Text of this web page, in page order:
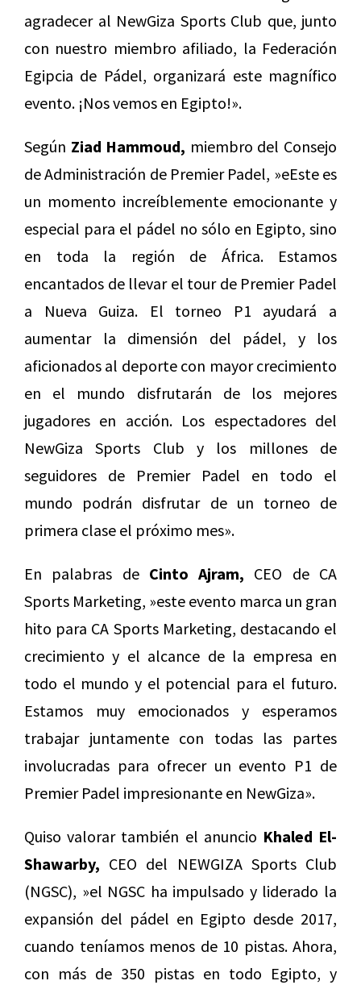
agradecer al NewGiza Sports Club que, junto
con nuestro miembro afiliado, la Federación
Egipcia de Pádel, organizará este magnífico
evento. ¡Nos vemos en Egipto!».
Según Ziad Hammoud, miembro del Consejo
de Administración de Premier Padel, »eEste es
un momento increíblemente emocionante y
especial para el pádel no sólo en Egipto, sino
en toda la región de África. Estamos
encantados de llevar el tour de Premier Padel
a Nueva Guiza. El torneo P1 ayudará a
aumentar la dimensión del pádel, y los
aficionados al deporte con mayor crecimiento
en el mundo disfrutarán de los mejores
jugadores en acción. Los espectadores del
NewGiza Sports Club y los millones de
seguidores de Premier Padel en todo el
mundo podrán disfrutar de un torneo de
primera clase el próximo mes».
En palabras de Cinto Ajram, CEO de CA
Sports Marketing, »este evento marca un gran
hito para CA Sports Marketing, destacando el
crecimiento y el alcance de la empresa en
todo el mundo y el potencial para el futuro.
Estamos muy emocionados y esperamos
trabajar juntamente con todas las partes
involucradas para ofrecer un evento P1 de
Premier Padel impresionante en NewGiza».
Quiso valorar también el anuncio Khaled El-
Shawarby, CEO del NEWGIZA Sports Club
(NGSC), »el NGSC ha impulsado y liderado la
expansión del pádel en Egipto desde 2017,
cuando teníamos menos de 10 pistas. Ahora,
con más de 350 pistas en todo Egipto, y